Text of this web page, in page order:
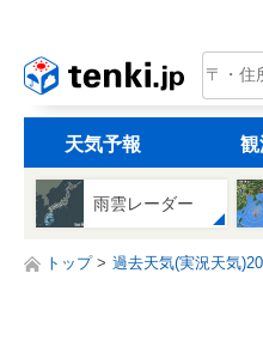
tenki.jp
天気予報 観
雨雲レーダー
トップ 過去天気(実況天気